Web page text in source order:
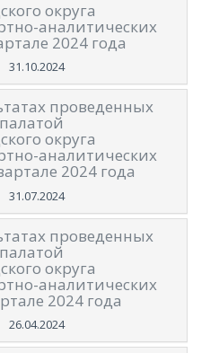
округа
аналитических
2024 года
31.10.2024
проведенных
округа
аналитических
2024 года
31.07.2024
проведенных
округа
аналитических
2024 года
26.04.2024